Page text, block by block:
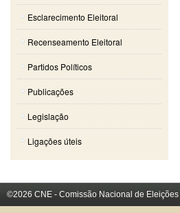
Esclarecimento Eleitoral
Recenseamento Eleitoral
Partidos Políticos
Publicações
Legislação
Ligações úteis
©2026 CNE - Comissão Nacional de Eleições